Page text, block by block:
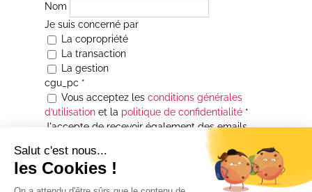
Nom
Je suis concerné par
La copropriété
La transaction
La gestion
cgu_pc *
Vous acceptez les conditions générales
d’utilisationet la politique de confidentialité*
J'accepte de recevoir également des emails
Je souhaite être informé(e) de toutes les
actualités immobilières des agences de la
Maison Atrium Gestion. À tout moment, vous
pourrez utiliser le lien de désabonnement